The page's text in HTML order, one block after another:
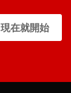
現在就開始